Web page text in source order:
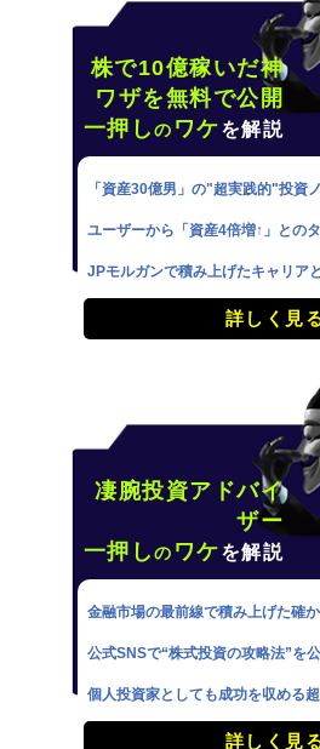
株で10億稼いだ神
ワザを無料で公開
一押しの ワケを解説
「資産30億男」の"超実践的"投資
ユーザーから「資産4倍増↑」との
JPモルガンで積み上げたキャリア
詳しく見
凄腕投資アドバイ
ザー
一押しの ワケを解説
金融市場の最前線で積み上げた確
公式SNSで“株式投資の攻略法”を
個人投資家としても成功を収める
詳しく見